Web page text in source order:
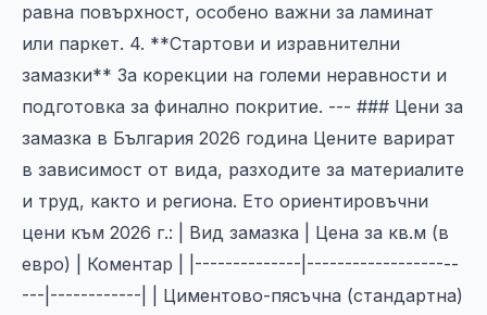
равна повърхност, особено важни за ламинат
или паркет. 4. **Стартови и изравнителни
замазки** За корекции на големи неравности и
подготовка за финално покритие. --- ### Цени за
замазка в България 2026 година Цените варират
в зависимост от вида, разходите за материалите
и труд, както и региона. Ето ориентировъчни
цени към 2026 г.: | Вид замазка | Цена за кв.м (в
евро) | Коментар | |--------------|--------------------
---|------------| | Циментово-пясъчна (стандартна)